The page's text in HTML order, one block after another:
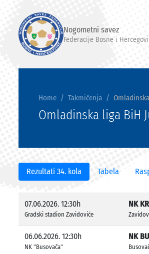
Nogometni savez
Federacije Bosne i
Home Takmičenja
Omladinska liga BiH
Rezultati 34. kola Tabela
07.06.2026. 12:30h
Gradski stadion Zavidoviće
NK
06.06.2026. 12:30h
NK "Busovača"
NK